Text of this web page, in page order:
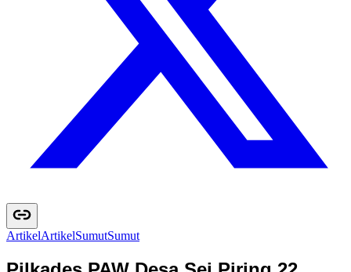
ArtikelArtikelSumutSumut